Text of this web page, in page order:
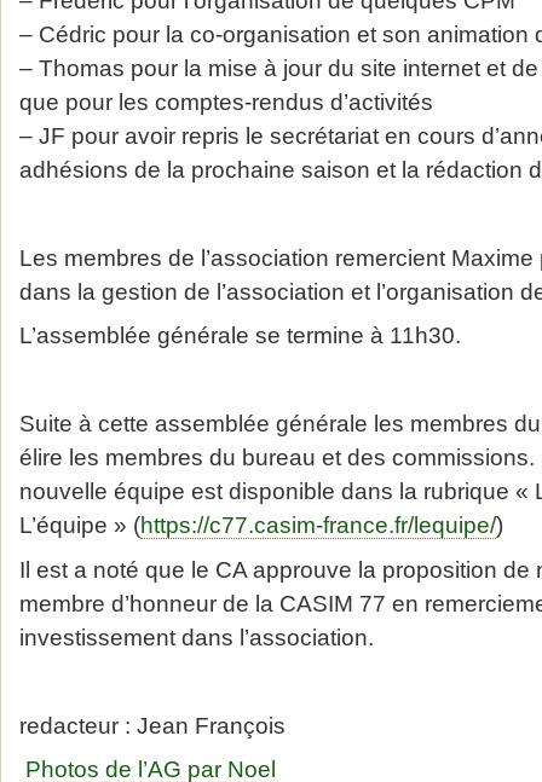
– Cédric pour la co-organisation et son animation
– Thomas pour la mise à jour du site internet et
que pour les comptes-rendus d’activités
– JF pour avoir repris le secrétariat en cours
adhésions de la prochaine saison et la rédaction
Les membres de l’association remercient
dans la gestion de l’association et l’organisation
L’assemblée générale se termine à 11h30.
Suite à cette assemblée générale les membres
élire les membres du bureau et des commissions.
nouvelle équipe est disponible dans la rubrique «
L’équipe » (https://c77.casim-france.fr/lequipe/)
Il est a noté que le CA approuve la proposition de
membre d’honneur de la CASIM 77 en
investissement dans l’association.
redacteur : Jean François
Photos de l’AG par Noel